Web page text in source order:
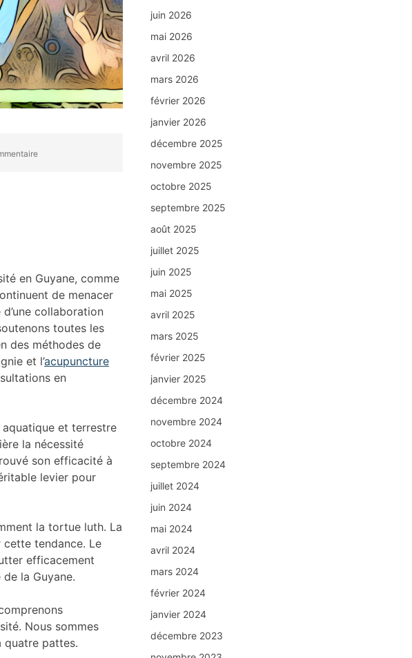
en Guyane, comme
de menacer
collaboration
toutes les
des méthodes de
et l’acupuncture
en
et terrestre
la nécessité
son efficacité à
levier pour
la tortue luth. La
cette tendance. Le
efficacement
la Guyane.
Nous sommes
quatre pattes.
juin 2026
mai 2026
avril 2026
mars 2026
février 2026
janvier 2026
décembre 2025
novembre 2025
octobre 2025
septembre 2025
août 2025
juillet 2025
juin 2025
mai 2025
avril 2025
mars 2025
février 2025
janvier 2025
décembre 2024
novembre 2024
octobre 2024
septembre 2024
juillet 2024
juin 2024
mai 2024
avril 2024
mars 2024
février 2024
janvier 2024
décembre 2023